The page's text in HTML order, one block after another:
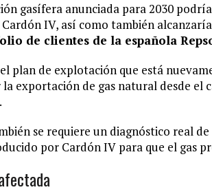
gasífera anunciada para 2030
IV, así como también
de clientes de la española
plan de explotación que está
exportación de gas natural desde el
se requiere un diagnóstico real
por Cardón IV para que el gas